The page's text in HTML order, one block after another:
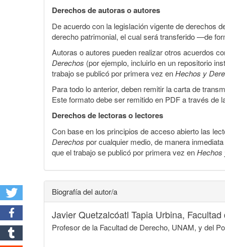
Derechos de autoras o autores
De acuerdo con la legislación vigente de derechos
derecho patrimonial, el cual será transferido —de
Autoras o autores pueden realizar otros acuerdos
Derechos (por ejemplo, incluirlo en un repositorio
trabajo se publicó por primera vez enHechos y
Para todo lo anterior, deben remitir la carta de
Este formato debe ser remitido en PDF a través de
Derechos de lectoras o lectores
Con base en los principios de acceso abierto las
Derechos por cualquier medio, de manera
que el trabajo se publicó por primera vez enHechos
Biografía del autor/a
Javier Quetzalcóatl Tapia Urbina,
Profesor de la Facultad de Derecho, UNAM, y del